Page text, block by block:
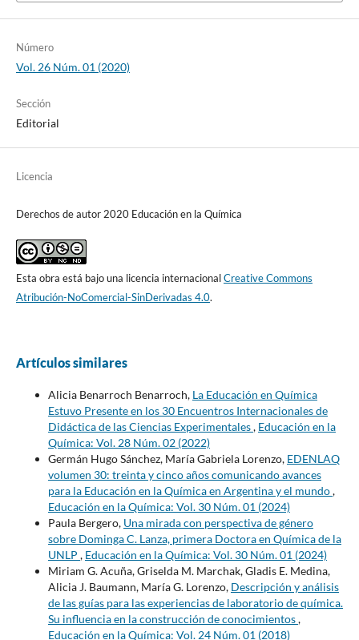
Número
Vol. 26 Núm. 01 (2020)
Sección
Editorial
Licencia
Derechos de autor 2020 Educación en la Química
Esta obra está bajo una licencia internacionalCreative Commons
Atribución-NoComercial-SinDerivadas 4.0.
Artículos similares
Alicia Benarroch Benarroch, La Educación en Química
Estuvo Presente en los 30 Encuentros Internacionales de
Didáctica de las Ciencias Experimentales, Educación en la
Química: Vol. 28 Núm. 02 (2022)
Germán Hugo Sánchez, María Gabriela Lorenzo, EDENLAQ
volumen 30: treinta y cinco años comunicando avances
para la Educación en la Química en Argentina y el mundo,
Educación en la Química: Vol. 30 Núm. 01 (2024)
Paula Bergero, Una mirada con perspectiva de género
sobre Dominga C. Lanza, primera Doctora en Química de la
UNLP , Educación en la Química: Vol. 30 Núm. 01 (2024)
Miriam G. Acuña, Griselda M. Marchak, Gladis E. Medina,
Alicia J. Baumann, María G. Lorenzo, Descripción y análisis
de las guías para las experiencias de laboratorio de química.
Su influencia en la construcción de conocimientos,
Educación en la Química: Vol. 24 Núm. 01 (2018)